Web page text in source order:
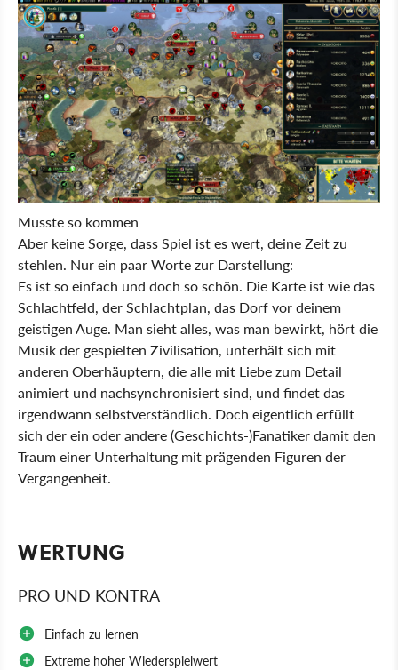
Musste so kommen
Aber keine Sorge, dass Spiel ist es wert, deine Zeit zu
stehlen. Nur ein paar Worte zur Darstellung:
Es ist so einfach und doch so schön. Die Karte ist wie das
Schlachtfeld, der Schlachtplan, das Dorf vor deinem
geistigen Auge. Man sieht alles, was man bewirkt, hört die
Musik der gespielten Zivilisation, unterhält sich mit
anderen Oberhäuptern, die alle mit Liebe zum Detail
animiert und nachsynchronisiert sind, und findet das
irgendwann selbstverständlich. Doch eigentlich erfüllt
sich der ein oder andere (Geschichts-)Fanatiker damit den
Traum einer Unterhaltung mit prägenden Figuren der
Vergangenheit.
WERTUNG
PRO UND KONTRA
Einfach zu lernen
Extreme hoher Wiederspielwert